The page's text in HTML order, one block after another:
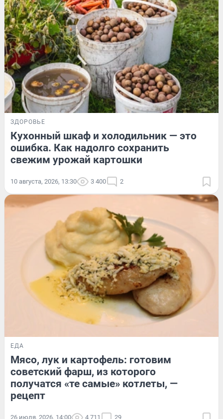
ЗДОРОВЬЕ
Кухонный шкаф и холодильник — это
ошибка. Как надолго сохранить
свежим урожай картошки
10 августа, 2026, 13:30 3 400 2
ЕДА
Мясо, лук и картофель: готовим
советский фарш, из которого
получатся «те самые» котлеты, —
рецепт
26 июля, 2026, 14:00 4 711 29